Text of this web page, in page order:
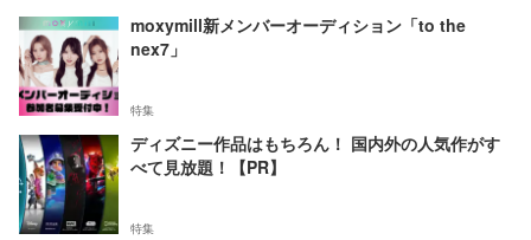
moxymill新メンバーオーディション「to the
nex7」
特集
ディズニー作品はもちろん！ 国内外の人気作がす
べて見放題！【PR】
特集